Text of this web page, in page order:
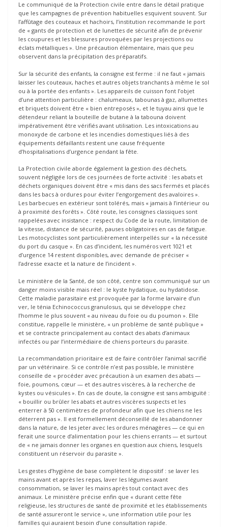
Le communiqué de la Protection civile entre dans le détail pratique
que les campagnes de prévention habituelles esquivent souvent. Sur
l’affûtage des couteaux et hachoirs, l’institution recommande le port
de « gants de protection et de lunettes de sécurité afin de prévenir
les coupures et les blessures provoquées par les projections ou
éclats métalliques ». Une précaution élémentaire, mais que peu
observent dans la précipitation des préparatifs.
Sur la sécurité des enfants, la consigne est ferme : il ne faut « jamais
laisser les couteaux, haches et autres objets tranchants à même le sol
ou à la portée des enfants ». Les appareils de cuisson font l’objet
d’une attention particulière : chalumeaux, tabounas à gaz, allumettes
et briquets doivent être « bien entreposés », et le tuyau ainsi que le
détendeur reliant la bouteille de butane à la tabouna doivent
impérativement être vérifiés avant utilisation. Les intoxications au
monoxyde de carbone et les incendies domestiques liés à des
équipements défaillants restent une cause fréquente
d’hospitalisations d’urgence pendant la fête.
La Protection civile aborde également la gestion des déchets,
souvent négligée lors de ces journées de forte activité : les abats et
déchets organiques doivent être « mis dans des sacs fermés et placés
dans les bacs à ordures pour éviter l’engorgement des avaloires ».
Les barbecues en extérieur sont tolérés, mais « jamais à l’intérieur ou
à proximité des forêts ». Côté route, les consignes classiques sont
rappelées avec insistance : respect du Code de la route, limitation de
la vitesse, distance de sécurité, pauses obligatoires en cas de fatigue.
Les motocyclistes sont particulièrement interpellés sur « la nécessité
du port du casque ». En cas d’incident, les numéros vert 1021 et
d’urgence 14 restent disponibles, avec demande de préciser «
l’adresse exacte et la nature de l’incident ».
Le ministère de la Santé, de son côté, centre son communiqué sur un
danger moins visible mais réel : le kyste hydatique, ou hydatidose.
Cette maladie parasitaire est provoquée par la forme larvaire d’un
ver, le ténia Echinococcus granulosus, qui se développe chez
l’homme le plus souvent « au niveau du foie ou du poumon ». Elle
constitue, rappelle le ministère, « un problème de santé publique »
et se contracte principalement au contact des abats d’animaux
infectés ou par l’intermédiaire de chiens porteurs du parasite.
La recommandation prioritaire est de faire contrôler l’animal sacrifié
par un vétérinaire. Si ce contrôle n’est pas possible, le ministère
conseille de « procéder avec précaution à un examen des abats —
foie, poumons, cœur — et des autres viscères, à la recherche de
kystes ou vésicules ». En cas de doute, la consigne est sans ambiguïté :
« bouillir ou brûler les abats et autres viscères suspects et les
enterrer à 50 centimètres de profondeur afin que les chiens ne les
déterrent pas ». Il est formellement déconseillé de les abandonner
dans la nature, de les jeter avec les ordures ménagères — ce qui en
ferait une source d’alimentation pour les chiens errants — et surtout
de « ne jamais donner les organes en question aux chiens, lesquels
constituent un réservoir du parasite ».
Les gestes d’hygiène de base complètent le dispositif : se laver les
mains avant et après les repas, laver les légumes avant
consommation, se laver les mains après tout contact avec des
animaux. Le ministère précise enfin que « durant cette fête
religieuse, les structures de santé de proximité et les établissements
de santé assureront le service », une information utile pour les
familles qui auraient besoin d’une consultation rapide.